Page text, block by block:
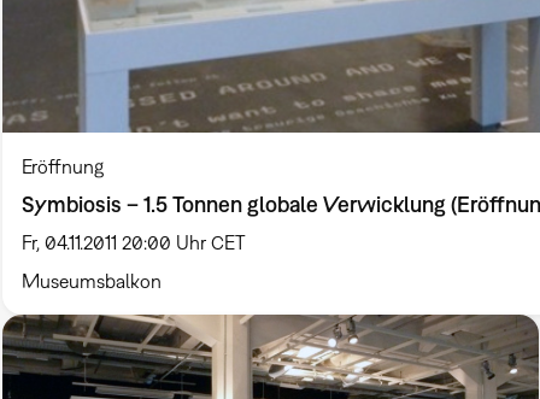
Eröffnung
Symbiosis – 1.5 Tonnen globale Verwicklung
Fr, 04.11.2011 20:00 Uhr CET
Museumsbalkon